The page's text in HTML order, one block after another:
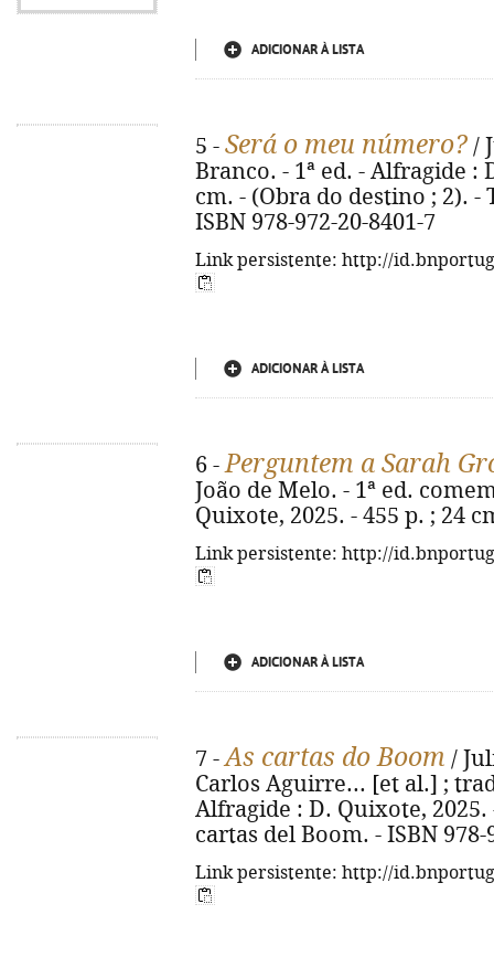
ADICIONAR À LISTA
5 - Será o meu número? /
Branco. - 1ª ed. - Alfragide :
cm. - (Obra do destino ; 2).
ISBN 978-972-20-8401-7
Link persistente: http://
ADICIONAR À LISTA
6 -Perguntem a Sarah
João de Melo. - 1ª ed.
Quixote, 2025. - 455 p. ; 24
Link persistente: http://
ADICIONAR À LISTA
7 -As cartas do Boom /
Carlos Aguirre... [et al.] ;
Alfragide : D. Quixote, 2025.
cartas del Boom. - ISBN 978-
Link persistente: http://